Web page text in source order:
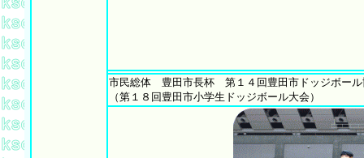
市民総体 豊田市長杯 第１４回豊田市ドッジボール
（第１８回豊田市小学生ドッジボール大会）